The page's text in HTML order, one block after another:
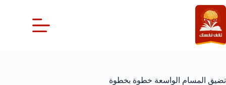
التجاوز
إلى
المحتوى
تضيق المسام الواسعة خطوة بخطوة